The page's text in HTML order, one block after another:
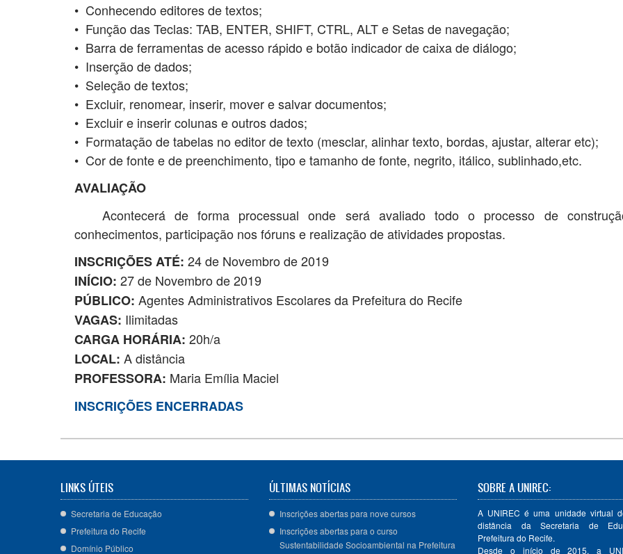
• Conhecendo editores de textos;
• Função das Teclas: TAB, ENTER, SHIFT, CTRL, ALT e Setas de navegação;
• Barra de ferramentas de acesso rápido e botão indicador de caixa de diálogo;
• Inserção de dados;
• Seleção de textos;
• Excluir, renomear, inserir, mover e salvar documentos;
• Excluir e inserir colunas e outros dados;
• Formatação de tabelas no editor de texto (mesclar, alinhar texto, bordas, ajustar, alterar etc);
• Cor de fonte e de preenchimento, tipo e tamanho de fonte, negrito, itálico, sublinhado,etc.
AVALIAÇÃO
Acontecerá de forma processual onde será avaliado todo o processo de
conhecimentos, participação nos fóruns e realização de atividades propostas.
INSCRIÇÕES ATÉ: 24 de Novembro de 2019
INÍCIO: 27 de Novembro de 2019
PÚBLICO: Agentes Administrativos Escolares da Prefeitura do Recife
VAGAS: Ilimitadas
CARGA HORÁRIA: 20h/a
LOCAL: A distância
PROFESSORA: Maria Emília Maciel
INSCRIÇÕES ENCERRADAS
LINKS ÚTEIS
Secretaria de Educação
Prefeitura do Recife
Domínio Público
ÚLTIMAS NOTÍCIAS
Inscrições abertas para nove cursos
Inscrições abertas para o curso
Sustentabilidade Socioambiental na Prefeitura
SOBRE A UNIREC:
A UNIREC é uma unidade virtual
distância da Secretaria de
Prefeitura do Recife.
Desde o início de 2015, a